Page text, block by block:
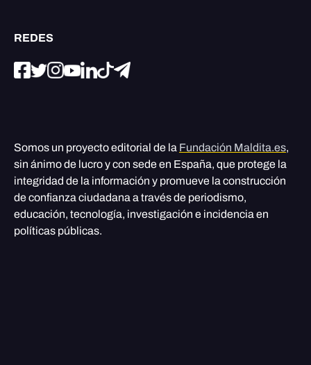
REDES
Somos un proyecto editorial de la Fundación Maldita.es,
sin ánimo de lucro y con sede en España, que protege la
integridad de la información y promueve la construcción
de confianza ciudadana a través de periodismo,
educación, tecnología, investigación e incidencia en
políticas públicas.